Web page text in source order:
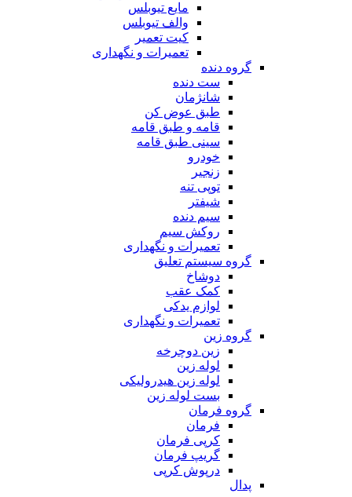
مایع تیوبلس
والف تیوبلس
کیت تعمیر
تعمیرات و نگهداری
گروه دنده
ست دنده
شانژمان
طبق عوض کن
قامه و طبق قامه
سینی طبق قامه
خودرو
زنجیر
توپی تنه
شیفتر
سیم دنده
روکش سیم
تعمیرات و نگهداری
گروه سیستم تعلیق
دوشاخ
کمک عقب
لوازم یدکی
تعمیرات و نگهداری
گروه زین
زین دوچرخه
لوله زین
لوله زین هیدرولیکی
بست لوله زین
گروه فرمان
فرمان
کرپی فرمان
گریپ فرمان
درپوش کرپی
پدال